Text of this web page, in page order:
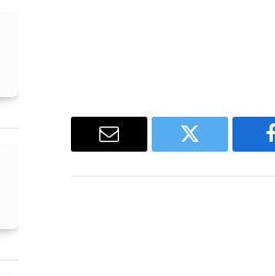
Facebook
Twitter
Email